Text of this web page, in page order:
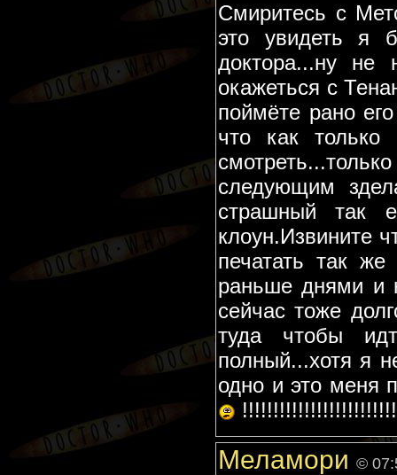
Смиритесь с
это увидеть я
доктора...ну
окажеться с
поймёте рано
что как
следующим
страшный так
клоун.Извините
печатать так
раньше днями и
сейчас тоже
туда чтобы
полный...хотя я
одно и это меня
Меламори ©